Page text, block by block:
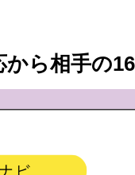
ら相手の